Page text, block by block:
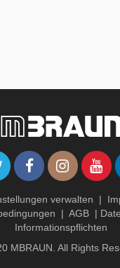
MBRAUN. All Rights
verwalten |
| AGB |
Informationspflichten